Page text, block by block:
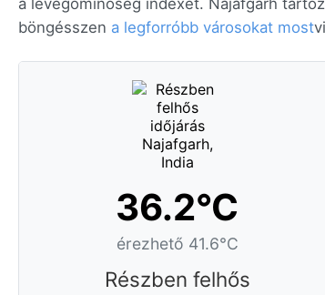
a levegőminőség indexet. Najafgarh
böngésszen a legforróbb városokat most
36.2°C
érezhető 41.6°C
Részben felhős